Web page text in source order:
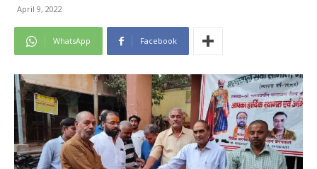
April 9, 2022
WhatsApp Facebook